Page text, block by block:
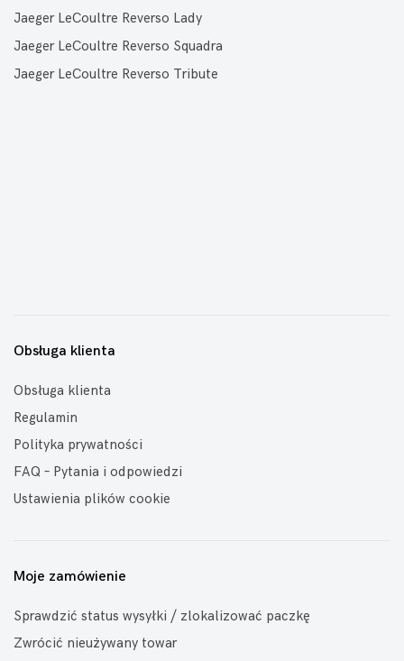
Jaeger LeCoultre Reverso Lady
Jaeger LeCoultre Reverso Squadra
Jaeger LeCoultre Reverso Tribute
Obsługa klienta
Obsługa klienta
Regulamin
Polityka prywatności
FAQ – Pytania i odpowiedzi
Ustawienia plików cookie
Moje zamówienie
Sprawdzić status wysyłki / zlokalizować paczkę
Zwrócić nieużywany towar